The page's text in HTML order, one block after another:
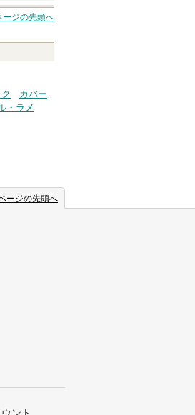
ングサイト
へ
ージの先頭へ
カバー
・ラメ
ージの先頭へ